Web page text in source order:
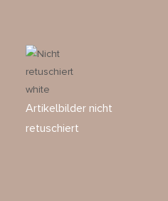
Artikelbilder nicht
retuschiert